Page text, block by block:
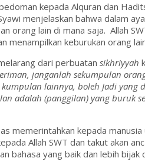
kepada Alquran dan
menjelaskan bahwa dalam
lain di mana saja. Allah
keburukan orang
dari perbuatan sikhriyyah
janganlah sekumpulan
lainnya, boleh Jadi
adalah (panggilan) yang buruk
memerintahkan kepada
Allah SWT dan takut akan
bahasa yang baik dan lebih bijak